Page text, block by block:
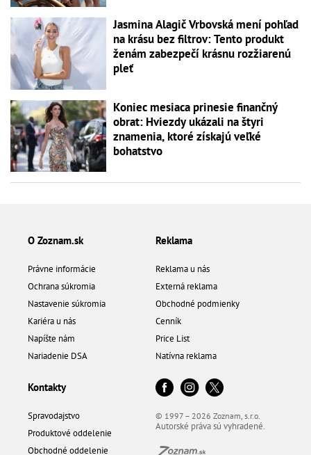
Jasmina Alagič Vrbovská mení pohľad
na krásu bez filtrov: Tento produkt
ženám zabezpečí krásnu rozžiarenú
pleť
Koniec mesiaca prinesie finančný
obrat: Hviezdy ukázali na štyri
znamenia, ktoré získajú veľké
bohatstvo
O Zoznam.sk
Právne informácie
Ochrana súkromia
Nastavenie súkromia
Kariéra u nás
Napíšte nám
Nariadenie DSA
Reklama
Reklama u nás
Externá reklama
Obchodné podmienky
Cenník
Price List
Natívna reklama
Kontakty
Spravodajstvo
Produktové oddelenie
Obchodné oddelenie
© 1997 – 2026 Zoznam, s.r.o.
Autorské práva sú vyhradené.